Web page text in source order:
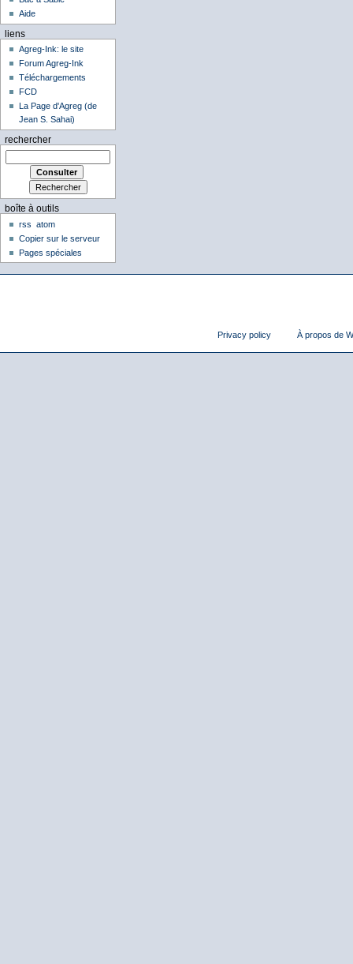
Aide
liens
Agreg-Ink: le site
Forum Agreg-Ink
Téléchargements
FCD
La Page d'Agreg (de
Jean S. Sahai)
rechercher
boîte à outils
rss
atom
Copier sur le serveur
Pages spéciales
Privacy policy À propos de